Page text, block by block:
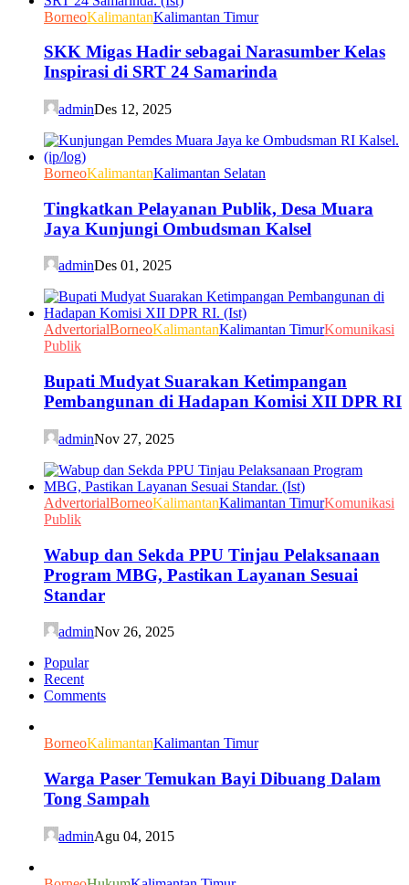
BorneoKalimantanKalimantan Timur
SKK Migas Hadir sebagai Narasumber Kelas
Inspirasi di SRT 24 Samarinda
adminDes 12, 2025
BorneoKalimantanKalimantan Selatan
Tingkatkan Pelayanan Publik, Desa Muara
Jaya Kunjungi Ombudsman Kalsel
adminDes 01, 2025
AdvertorialBorneoKalimantanKalimantan TimurKomunikasi
Publik
Bupati Mudyat Suarakan Ketimpangan
Pembangunan di Hadapan Komisi XII DPR RI
adminNov 27, 2025
AdvertorialBorneoKalimantanKalimantan TimurKomunikasi
Publik
Wabup dan Sekda PPU Tinjau Pelaksanaan
Program MBG, Pastikan Layanan Sesuai
Standar
adminNov 26, 2025
Popular
Recent
Comments
BorneoKalimantanKalimantan Timur
Warga Paser Temukan Bayi Dibuang Dalam
Tong Sampah
adminAgu 04, 2015